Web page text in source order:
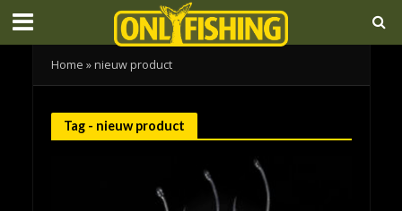
Home » nieuw product
Tag - nieuw product